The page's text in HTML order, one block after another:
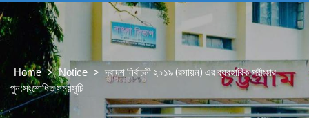
Home > Notice > দ্বাদশ নির্বাচনী ২০১৯ (রসায়ন) এর ব্যবহারিক পরীক্ষার
পুন:সংশোধিত সময়সূচি